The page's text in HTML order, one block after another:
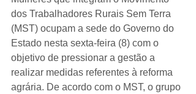
dos Trabalhadores Rurais Sem Terra
(MST) ocupam a sede do Governo do
Estado nesta sexta-feira (8) com o
objetivo de pressionar a gestão a
realizar medidas referentes à reforma
agrária. De acordo com o MST, o grupo